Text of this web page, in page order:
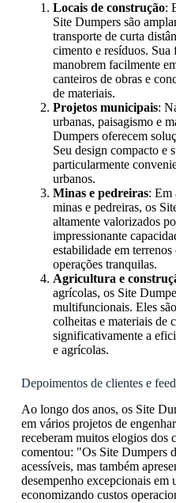
Locais de construção:
Site Dumpers são
transporte de curta
cimento e resíduos.
manobrem facilmente
canteiros de obras e
de materiais.
Projetos municipais:
urbanas, paisagismo e
Dumpers oferecem
Seu design compacto e
particularmente
urbanos.
Minas e pedreiras: Em
minas e pedreiras, os
altamente valorizados
impressionante
estabilidade em
operações tranquilas.
Agricultura e
agrícolas, os Site
multifuncionais. Eles
colheitas e materiais de
significativamente a
e agrícolas.
Depoimentos de clientes e
Ao longo dos anos, os Site
em vários projetos de
receberam muitos elogios dos
comentou: "Os Site Dumpers
acessíveis, mas também
desempenho excepcionais em
economizando custos